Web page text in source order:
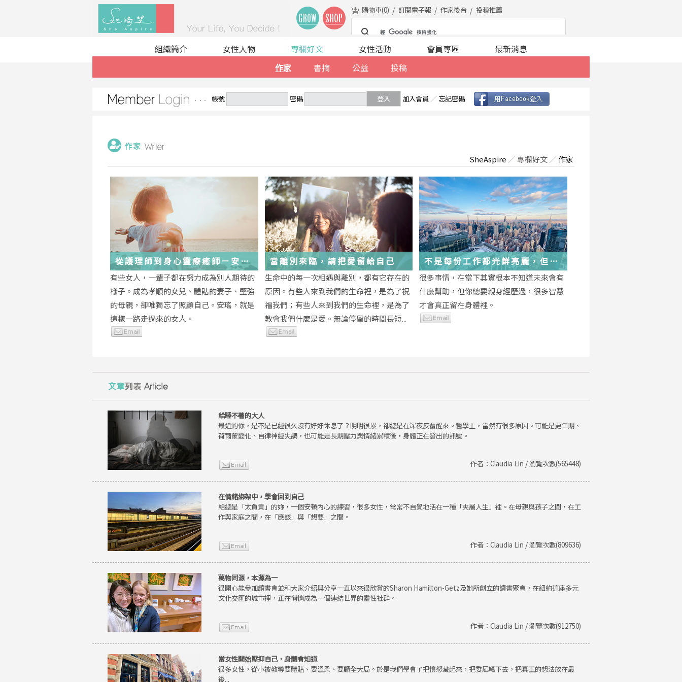
購物車(0) 訂閱電子報 作家後台 投稿推薦
組織簡介 女性人物
專欄好文
作家
書摘 公益 投稿
女性活動 會員專區 最新消息
帳號 密碼 登入 加入會員 ／ 忘記密碼
SheAspire ／專欄好文 ／ 作家
從護理師到身心靈療癒師－安
瑤：每一段低谷，都能成為重生
的起點
有些女人，一輩子都在努力成為別人期待的
樣子。成為孝順的女兒、體貼的妻子、堅強
的母親，卻唯獨忘了照顧自己。安瑤，就是
這樣一路走過來的女人。
當離別來臨，請把愛留給自己
生命中的每一次相遇與離別，都有它存在的
原因。有些人來到我們的生命裡，是為了祝
福我們；有些人來到我們的生命裡，是為了
教會我們什麼是愛。無論停留的時間長短...
不是每份工作都光鮮亮麗，但每
段經歷都在偷偷改變你
很多事情，在當下其實根本不知道未來會有
什麼幫助，但你總要親身經歷過，很多智慧
才會真正留在身體裡。
給睡不著的大人
最近的你，是不是已經很久沒有好好休息了？明明很累，卻總是在深夜反覆醒來。醫學上，當然有很多原因。可能是更年期、
荷爾蒙變化、自律神經失調，也可能是長期壓力與情緒累積後，身體正在發出的訊號。
作者：Claudia Lin / 瀏覽次數(565448)
在情緒綁架中，學會回到自己
給總是「太負責」的妳，一個安頓內心的練習，很多女性，常常不自覺地活在一種「夾層人生」裡。在母親與孩子之間，在工
作與家庭之間，在「應該」與「想要」之間。
作者：Claudia Lin / 瀏覽次數(809636)
萬物同源，本源為一
很開心能參加讀書會並和大家介紹與分享一直以來很欣賞的Sharon Hamilton-Getz及她所創立的讀書聚會，在紐約這座多元
文化交匯的城市裡，正在悄悄成為一個連結世界的靈性社群。
作者：Claudia Lin / 瀏覽次數(912750)
當女性開始壓抑自己，身體會知道
很多女性，從小被教導要體貼、要溫柔、要顧全大局。於是我們學會了把憤怒藏起來，把委屈嚥下去，把真正的想法放在最
後...